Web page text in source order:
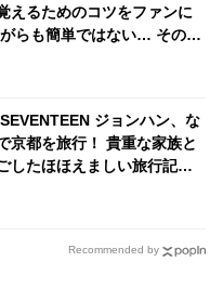
えるためのコツをファンに
らも簡単ではない… その心
ジョンハン、な
京都を旅行！ 貴重な家族と
したほほえましい旅行記に
Recommended by